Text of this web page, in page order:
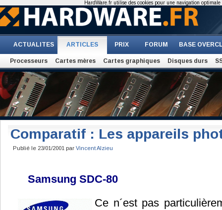
ACTUALITES ARTICLES PRIX FORUM BASE
Processeurs Cartes mères Cartes graphiques Disques durs
Comparatif : Les appareils
Publié le 23/01/2001 par Vincent Alzieu
Samsung SDC-80
Ce n´est pas
HardWare.fr utilise des cookies pour une navigation